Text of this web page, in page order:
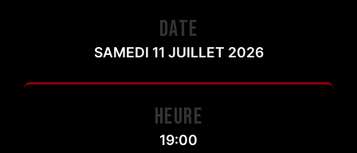
DATE
SAMEDI 11 JUILLET 2026
HEURE
19:00